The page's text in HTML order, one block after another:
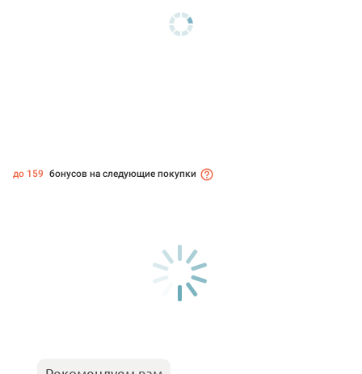
до 159 бонусов на следующие покупки